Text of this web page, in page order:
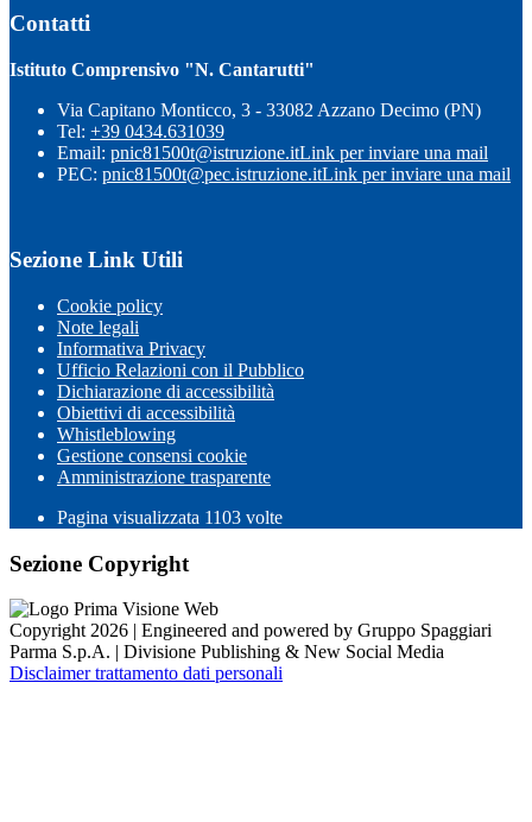
Contatti
Istituto Comprensivo "N. Cantarutti"
Via Capitano Monticco, 3 - 33082 Azzano Decimo (PN)
Tel: +39 0434.631039
Email: pnic81500t@istruzione.itLink per inviare una mail
PEC: pnic81500t@pec.istruzione.itLink per inviare una mail
Sezione Link Utili
Cookie policy
Note legali
Informativa Privacy
Ufficio Relazioni con il Pubblico
Dichiarazione di accessibilità
Obiettivi di accessibilità
Whistleblowing
Gestione consensi cookie
Amministrazione trasparente
Pagina visualizzata 1103 volte
Sezione Copyright
Copyright 2026 | Engineered and powered by Gruppo Spaggiari
Parma S.p.A. | Divisione Publishing & New Social Media
Disclaimer trattamento dati personali